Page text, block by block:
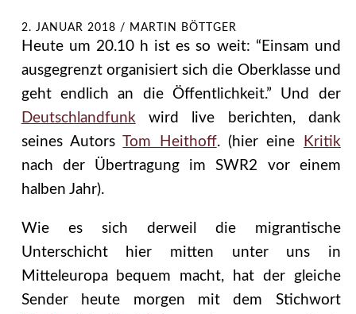
2. JANUAR 2018 / MARTIN BÖTTGER
Heute um 20.10 h ist es so weit: “Einsam und
ausgegrenzt organisiert sich die Oberklasse und
geht endlich an die Öffentlichkeit.” Und der
Deutschlandfunk wird live berichten, dank
seines AutorsTom Heithoff. (hier eine
Kritik
nach der Übertragung im SWR2 vor einem
halben Jahr).
Wie es sich derweil die migrantische
Unterschicht hier mitten unter uns in
Mitteleuropa bequem macht, hat der gleiche
Sender heute morgen mit dem Stichwort